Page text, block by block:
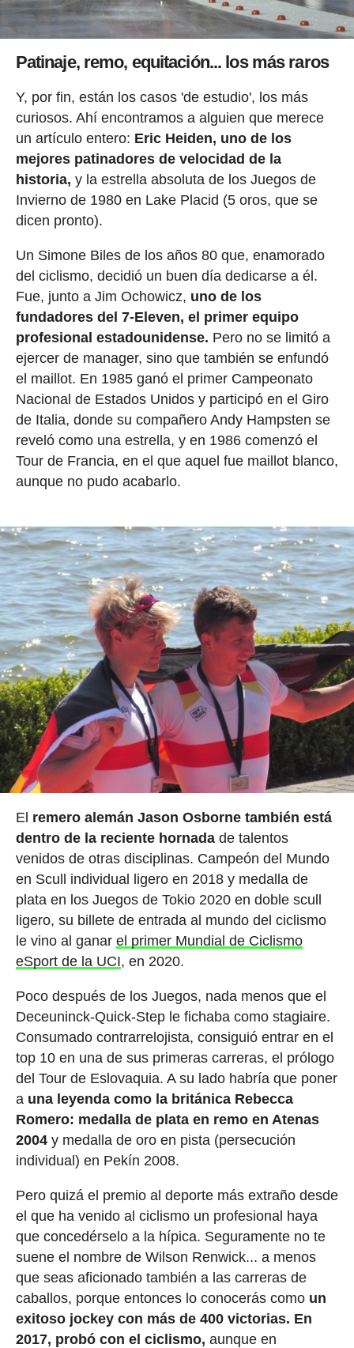
Patinaje, remo, equitación... los más raros
Y, por fin, están los casos 'de estudio', los más
curiosos. Ahí encontramos a alguien que merece
un artículo entero: Eric Heiden, uno de los
mejores patinadores de velocidad de la
historia, y la estrella absoluta de los Juegos de
Invierno de 1980 en Lake Placid (5 oros, que se
dicen pronto).
Un Simone Biles de los años 80 que, enamorado
del ciclismo, decidió un buen día dedicarse a él.
Fue, junto a Jim Ochowicz, uno de los
fundadores del 7-Eleven, el primer equipo
profesional estadounidense. Pero no se limitó a
ejercer de manager, sino que también se enfundó
el maillot. En 1985 ganó el primer Campeonato
Nacional de Estados Unidos y participó en el Giro
de Italia, donde su compañero Andy Hampsten se
reveló como una estrella, y en 1986 comenzó el
Tour de Francia, en el que aquel fue maillot blanco,
aunque no pudo acabarlo.
El remero alemán Jason Osborne también está
dentro de la reciente hornadade talentos
venidos de otras disciplinas. Campeón del Mundo
en Scull individual ligero en 2018 y medalla de
plata en los Juegos de Tokio 2020 en doble scull
ligero, su billete de entrada al mundo del ciclismo
le vino al ganar el primer Mundial de Ciclismo
eSport de la UCI, en 2020.
Poco después de los Juegos, nada menos que el
Deceuninck-Quick-Step le fichaba como stagiaire.
Consumado contrarrelojista, consiguió entrar en el
top 10 en una de sus primeras carreras, el prólogo
del Tour de Eslovaquia. A su lado habría que poner
a una leyenda como la británica Rebecca
Romero: medalla de plata en remo en Atenas
2004y medalla de oro en pista (persecución
individual) en Pekín 2008.
Pero quizá el premio al deporte más extraño desde
el que ha venido al ciclismo un profesional haya
que concedérselo a la hípica. Seguramente no te
suene el nombre de Wilson Renwick... a menos
que seas aficionado también a las carreras de
caballos, porque entonces lo conocerás como un
exitoso jockey con más de 400 victorias. En
2017, probó con el ciclismo, aunque en